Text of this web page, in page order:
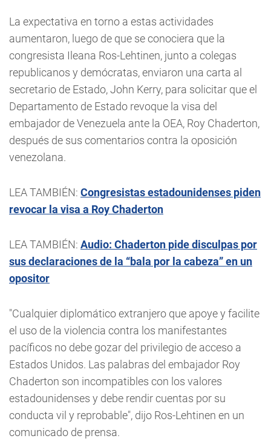
La expectativa en torno a estas actividades
aumentaron, luego de que se conociera que la
congresista Ileana Ros-Lehtinen, junto a colegas
republicanos y demócratas, enviaron una carta al
secretario de Estado, John Kerry, para solicitar que el
Departamento de Estado revoque la visa del
embajador de Venezuela ante la OEA, Roy Chaderton,
después de sus comentarios contra la oposición
venezolana.
LEA TAMBIÉN: Congresistas estadounidenses piden
revocar la visa a Roy Chaderton
LEA TAMBIÉN: Audio: Chaderton pide disculpas por
sus declaraciones de la “bala por la cabeza” en un
opositor
"Cualquier diplomático extranjero que apoye y facilite
el uso de la violencia contra los manifestantes
pacíficos no debe gozar del privilegio de acceso a
Estados Unidos. Las palabras del embajador Roy
Chaderton son incompatibles con los valores
estadounidenses y debe rendir cuentas por su
conducta vil y reprobable", dijo Ros-Lehtinen en un
comunicado de prensa.